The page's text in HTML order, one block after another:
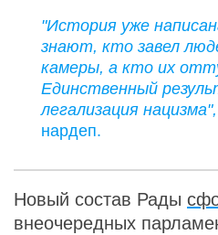
"История уже
знают, кто завел
камеры, а кто их
Единственный
легализация
нардеп.
Новый состав Рады
внеочередных